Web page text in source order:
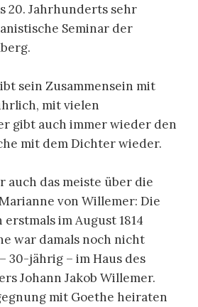
20. Jahrhunderts sehr
Seminar der
sein Zusammensein mit
mit vielen
gibt auch immer wieder den
mit dem Dichter wieder.
auch das meiste über die
von Willemer: Die
im August 1814
war damals noch nicht
30-jährig – im Haus des
Johann Jakob Willemer.
mit Goethe heiraten